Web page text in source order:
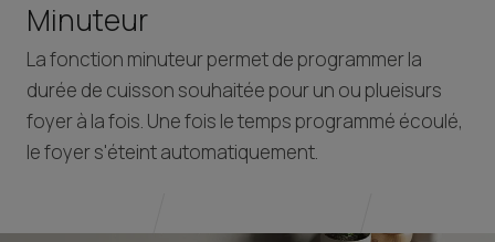
Minuteur
La fonction minuteur permet de programmer la
durée de cuisson souhaitée pour un ou plueisurs
foyer à la fois. Une fois le temps programmé écoulé,
le foyer s'éteint automatiquement.